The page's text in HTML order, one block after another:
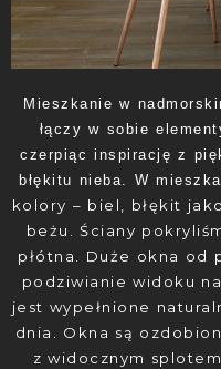
Mieszkanie w
łączy w sobie
czerpiąc inspirację z
błękitu nieba. W
kolory – biel, błękit
beżu. Ściany
płótna. Duże okna od
podziwianie widoku
jest wypełnione
dnia. Okna są
z widocznym